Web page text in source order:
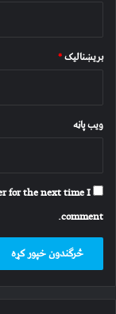
بریښنالیک*
ویب پاڼه
for the next time I
comment.